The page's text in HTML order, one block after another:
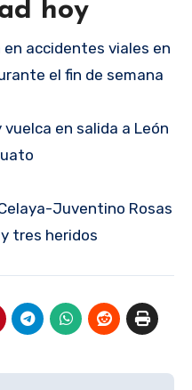
hoy
accidentes viales en
el fin de semana
en salida a León
Juventino Rosas
tres heridos